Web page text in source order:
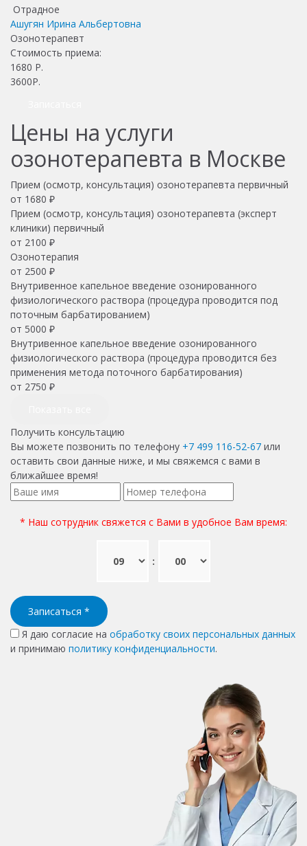
Отрадное
Ашугян Ирина Альбертовна
Озонотерапевт
Стоимость приема:
1680 Р.
3600Р.
Цены на услуги
озонотерапевта в Москве
Прием (осмотр, консультация) озонотерапевта первичный
от 1680 ₽
Прием (осмотр, консультация) озонотерапевта (эксперт
клиники) первичный
от 2100 ₽
Озонотерапия
от 2500 ₽
Внутривенное капельное введение озонированного
физиологического раствора (процедура проводится под
поточным барбатированием)
от 5000 ₽
Внутривенное капельное введение озонированного
физиологического раствора (процедура проводится без
применения метода поточного барбатирования)
от 2750 ₽
Получить консультацию
Вы можете позвонить по телефону +7 499 116-52-67 или
оставить свои данные ниже, и мы свяжемся с вами в
ближайшее время!
* Наш сотрудник свяжется с Вами в удобное Вам время:
:
Записаться *
Я даю согласие на обработку своих персональных данных
и принимаю политику конфиденциальности.